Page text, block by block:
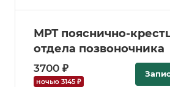
МРТ пояснично-
отдела позвоночника
3700 ₽
ночью 3145 ₽